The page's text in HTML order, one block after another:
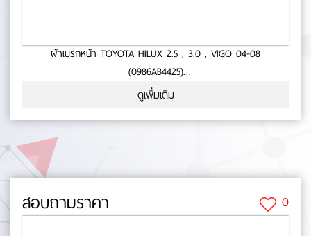
ผ้าเบรกหน้า TOYOTA HILUX 2.5 , 3.0 , VIGO 04-08
(0986AB4425)
- ใช้กับรถ TOYOTA HILUX 2.5,3.0- TOYOTA VIGO ปี 04-08- สินค้า
คุณภาพ- มาตารฐาน BOSCH- หนา (mm.):0- ยาว (mm.):0- กว้าง
(mm.):0 No.0-65-30
ดูเพิ่มเติม
สอบถามราคา 0